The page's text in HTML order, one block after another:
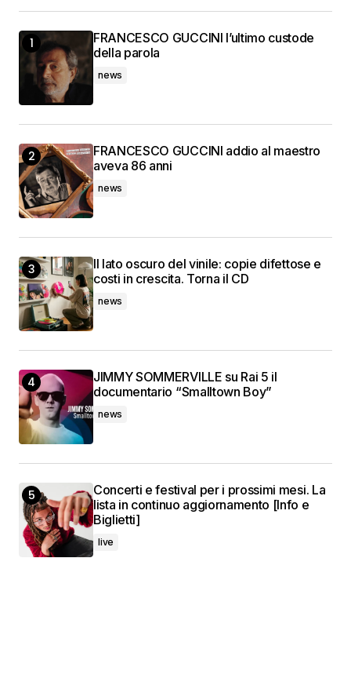
FRANCESCO GUCCINI l’ultimo custode
della parola
news
FRANCESCO GUCCINI addio al maestro
aveva 86 anni
news
Il lato oscuro del vinile: copie difettose e
costi in crescita. Torna il CD
news
JIMMY SOMMERVILLE su Rai 5 il
documentario “Smalltown Boy”
news
Concerti e festival per i prossimi mesi. La
lista in continuo aggiornamento [Info e
Biglietti]
live